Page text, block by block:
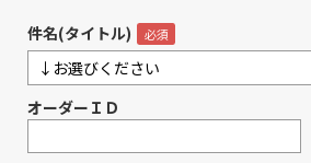
件名(タイトル)
オーダーＩＤ